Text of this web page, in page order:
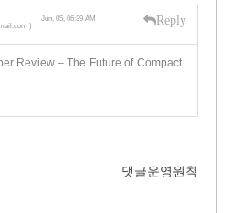
)
Jun, 05, 06:39 AM Reply
Review – The Future of Compact
댓글운영원칙